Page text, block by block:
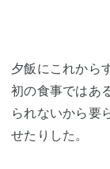
夕飯にこれから
初の食事ではあ
られないから要
せたりした。